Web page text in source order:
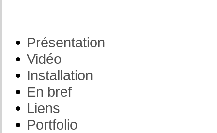
Présentation
Vidéo
Installation
En bref
Liens
Portfolio